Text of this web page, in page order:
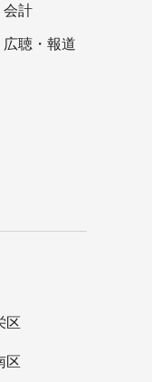
会計
広聴・報道
区
区